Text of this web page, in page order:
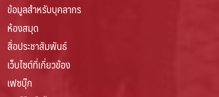
ข้อมูลสำหรับบุคลากร
ห้องสมุด
สื่อประชาสัมพันธ์
เว็บไซต์ที่เกี่ยวข้อง
เฟซบุ๊ก